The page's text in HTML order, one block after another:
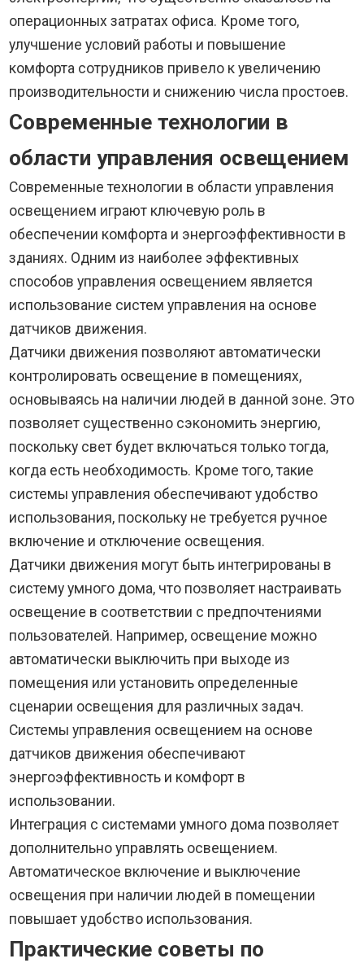
операционных затратах офиса. Кроме того,
улучшение условий работы и повышение
комфорта сотрудников привело к увеличению
производительности и снижению числа простоев.
Современные технологии в
области управления освещением
Современные технологии в области управления
освещением играют ключевую роль в
обеспечении комфорта и энергоэффективности в
зданиях. Одним из наиболее эффективных
способов управления освещением является
использование систем управления на основе
датчиков движения.
Датчики движения позволяют автоматически
контролировать освещение в помещениях,
основываясь на наличии людей в данной зоне. Это
позволяет существенно сэкономить энергию,
поскольку свет будет включаться только тогда,
когда есть необходимость. Кроме того, такие
системы управления обеспечивают удобство
использования, поскольку не требуется ручное
включение и отключение освещения.
Датчики движения могут быть интегрированы в
систему умного дома, что позволяет настраивать
освещение в соответствии с предпочтениями
пользователей. Например, освещение можно
автоматически выключить при выходе из
помещения или установить определенные
сценарии освещения для различных задач.
Системы управления освещением на основе
датчиков движения обеспечивают
энергоэффективность и комфорт в
использовании.
Интеграция с системами умного дома позволяет
дополнительно управлять освещением.
Автоматическое включение и выключение
освещения при наличии людей в помещении
повышает удобство использования.
Практические советы по